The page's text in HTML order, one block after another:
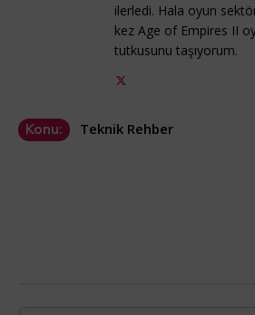
ilerledi. Hala oyun
kez Age of Empires II
tutkusunu taşıyorum.
Konu: Teknik Rehber